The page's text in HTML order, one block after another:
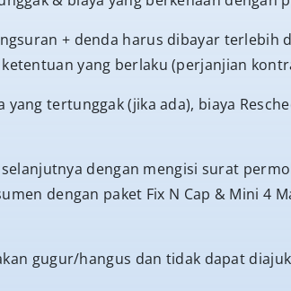
+ denda harus dibayar terlebih
yang berlaku (perjanjian
tertunggak (jika ada), biaya
dengan mengisi surat
dengan paket Fix N Cap & Mini 4
gugur/hangus dan tidak dapat